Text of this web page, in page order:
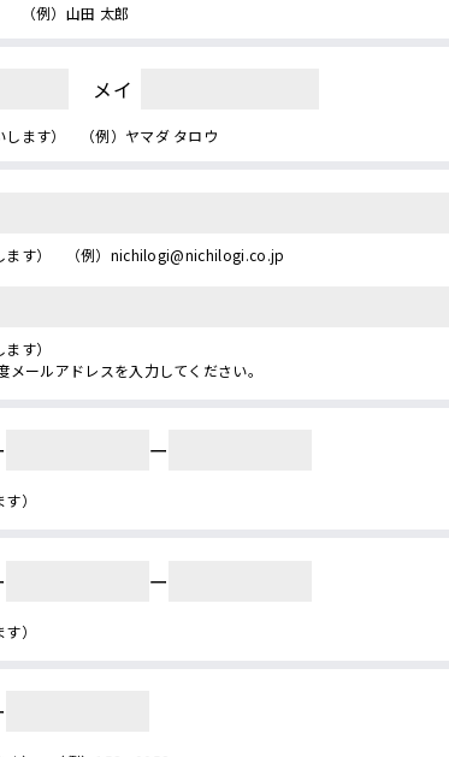
（例）山田 太郎
メイ
します） （例）ヤマダ タロウ
します） （例）nichilogi@nichilogi.co.jp
す）
ールアドレスを入力してください。
ー
）
ー
）